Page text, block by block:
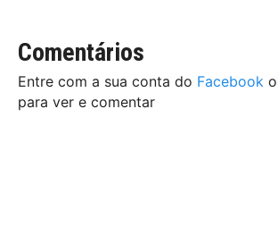
Comentários
Entre com a sua conta do Facebook
para ver e comentar